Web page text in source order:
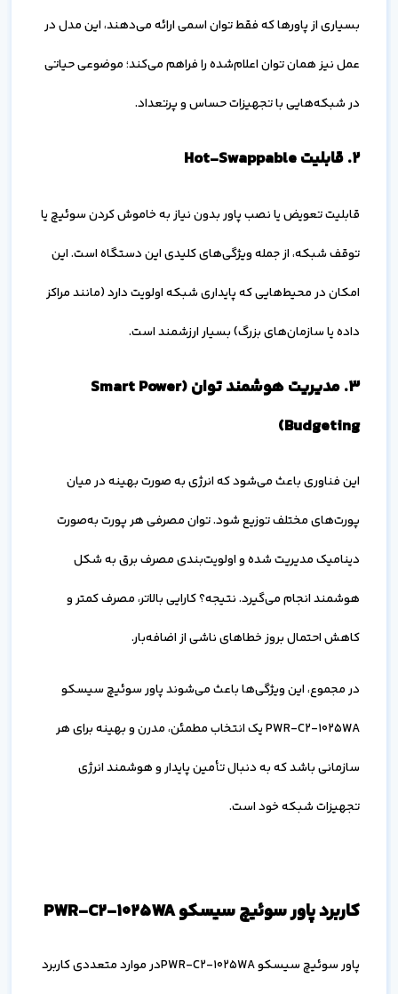
بسیاری از پاورها که فقط توان اسمی ارائه می‌دهند، این مدل در
عمل نیز همان توان اعلام‌شده را فراهم می‌کند؛ موضوعی حیاتی
در شبکه‌هایی با تجهیزات حساس و پرتعداد.
۲. قابلیت Hot-Swappable
قابلیت تعویض یا نصب پاور بدون نیاز به خاموش کردن سوئیچ یا
توقف شبکه، از جمله ویژگی‌های کلیدی این دستگاه است. این
امکان در محیط‌هایی که پایداری شبکه اولویت دارد (مانند مراکز
داده یا سازمان‌های بزرگ) بسیار ارزشمند است.
۳. مدیریت هوشمند توان (Smart Power
Budgeting)
این فناوری باعث می‌شود که انرژی به صورت بهینه در میان
پورت‌های مختلف توزیع شود. توان مصرفی هر پورت به‌صورت
دینامیک مدیریت شده و اولویت‌بندی مصرف برق به شکل
هوشمند انجام می‌گیرد. نتیجه؟ کارایی بالاتر، مصرف کمتر و
کاهش احتمال بروز خطاهای ناشی از اضافه‌بار.
در مجموع، این ویژگی‌ها باعث می‌شوند پاور سوئیچ سیسکو
PWR-C2-1025WA یک انتخاب مطمئن، مدرن و بهینه برای هر
سازمانی باشد که به دنبال تأمین پایدار و هوشمند انرژی
تجهیزات شبکه خود است.
کاربرد پاور سوئیچ سیسکو PWR-C2-1025WA
پاور سوئیچ سیسکو PWR-C2-1025WAدر موارد متعددی کاربرد